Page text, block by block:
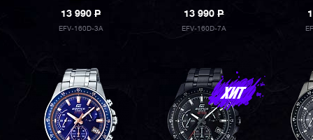
13 990P
EFV-160D-3A
13 990P
EFV-160D-7A